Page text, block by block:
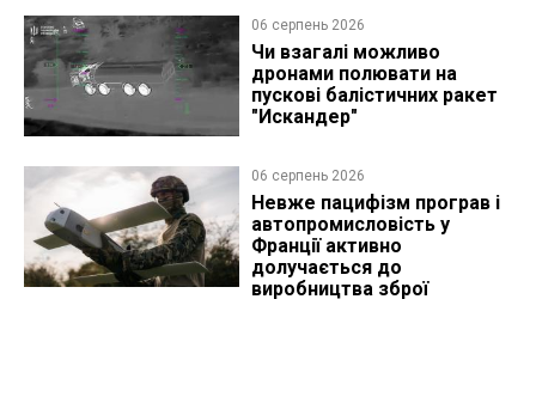
06 серпень 2026
Чи взагалі можливо
дронами полювати на
пускові балістичних ракет
"Искандер"
06 серпень 2026
Невже пацифізм програв і
автопромисловість у
Франції активно
долучається до
виробництва зброї